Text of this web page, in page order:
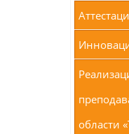
области